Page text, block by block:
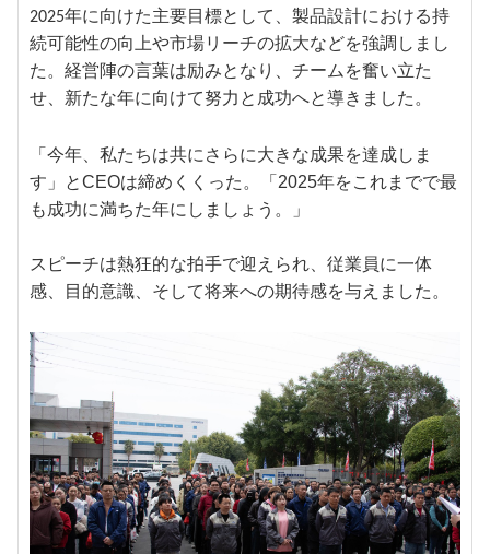
2025年に向けた主要目標として、製品設計における持
続可能性の向上や市場リーチの拡大などを強調しまし
た。経営陣の言葉は励みとなり、チームを奮い立た
せ、新たな年に向けて努力と成功へと導きました。
「今年、私たちは共にさらに大きな成果を達成しま
す」とCEOは締めくくった。「2025年をこれまでで最
も成功に満ちた年にしましょう。」
スピーチは熱狂的な拍手で迎えられ、従業員に一体
感、目的意識、そして将来への期待感を与えました。